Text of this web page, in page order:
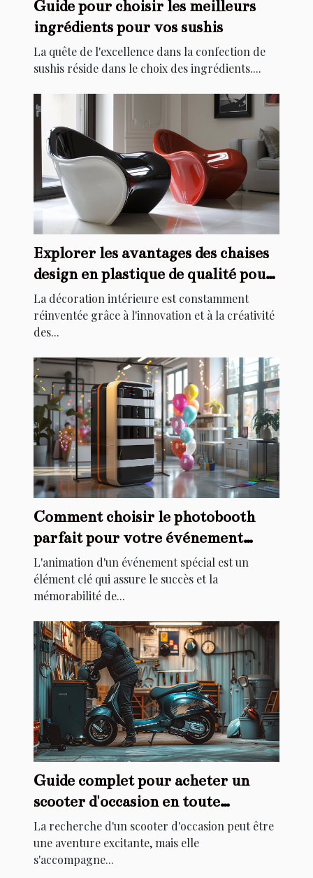
Guide pour choisir les meilleurs
ingrédients pour vos sushis
La quête de l'excellence dans la confection de
sushis réside dans le choix des ingrédients....
Explorer les avantages des chaises
design en plastique de qualité pour
la décoration intérieure
La décoration intérieure est constamment
réinventée grâce à l'innovation et à la créativité
des...
Comment choisir le photobooth
parfait pour votre événement
spécial
L'animation d'un événement spécial est un
élément clé qui assure le succès et la
mémorabilité de...
Guide complet pour acheter un
scooter d'occasion en toute
sécurité
La recherche d'un scooter d'occasion peut être
une aventure excitante, mais elle
s'accompagne...